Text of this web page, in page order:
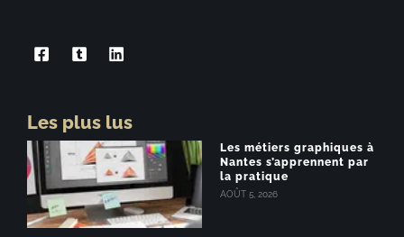
Les plus lus
Les métiers graphiques à
Nantes s’apprennent par
la pratique
AOÛT 5, 2026